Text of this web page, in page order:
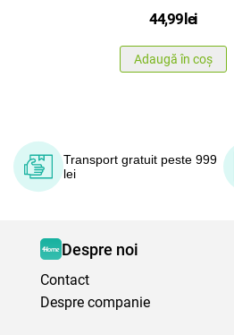
44,99lei
Adaugă în coș
Transport gratuit peste 999
lei
Despre noi
Contact
Despre companie